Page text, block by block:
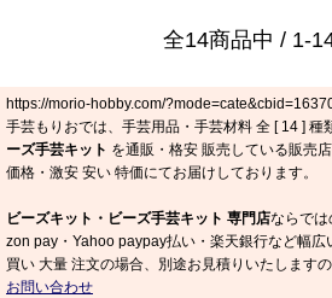
全14商品中 / 1-
https://morio-hobby.com/
手芸もりおでは、手芸用品・手芸材料 全 [ 14 ] 種
ーズ手芸キット を通販・格安 販売している販売
価格・激安 安い 特価にてお届けしております。
ビーズキット・ビーズ手芸キット 専門店ならでは
zon pay・Yahoo paypay払い・楽天銀行など幅広
買い 大量 注文の場合、別途お見積りいたします
お問い合わせ